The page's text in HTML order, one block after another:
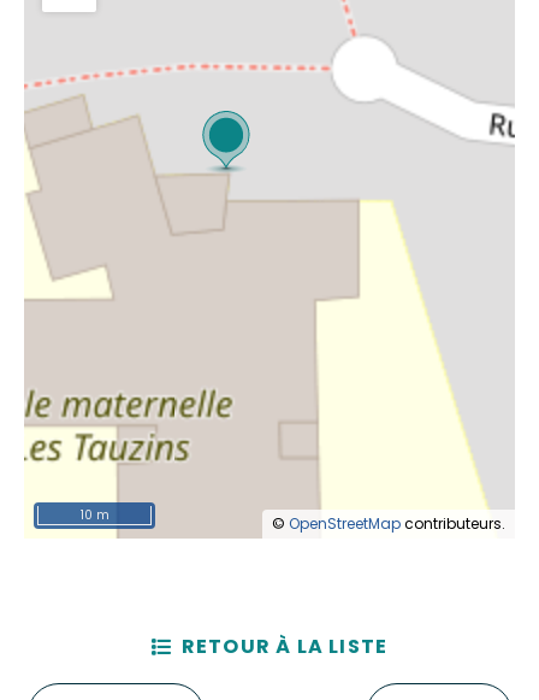
© OpenStreetMapcontributeurs.
10 m
RETOUR À LA LISTE